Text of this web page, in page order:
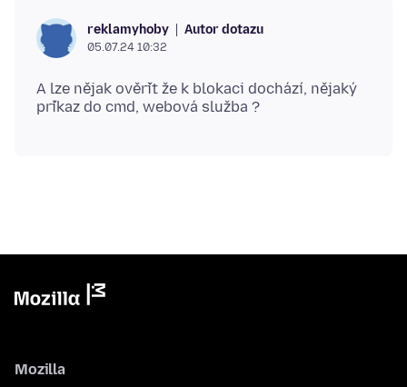
reklamyhoby Autor dotazu
05.07.24 10:32
A lze nějak ověřit že k blokaci dochází, nějaký
Mozilla